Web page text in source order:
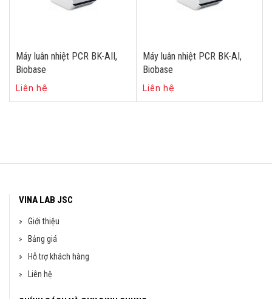
Máy luân nhiệt PCR BK-AII,
Biobase
Liên hệ
Máy luân nhiệt PCR BK-AI,
Biobase
Liên hệ
VINA LAB JSC
Giới thiệu
Bảng giá
Hỗ trợ khách hàng
Liên hệ